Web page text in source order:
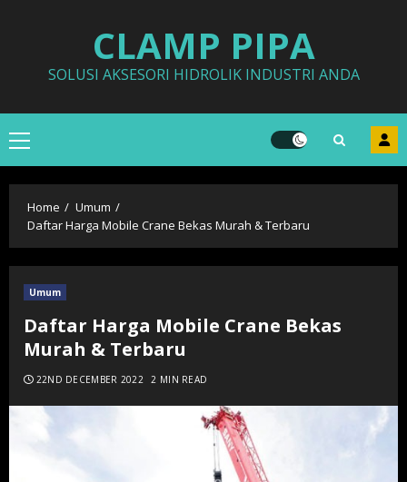
CLAMP PIPA
SOLUSI AKSESORI HIDROLIK INDUSTRI ANDA
Primary
Menu
Home
Umum
Daftar Harga Mobile Crane Bekas Murah & Terbaru
Umum
Daftar Harga Mobile Crane Bekas
Murah & Terbaru
22ND DECEMBER 2022 2 MIN READ